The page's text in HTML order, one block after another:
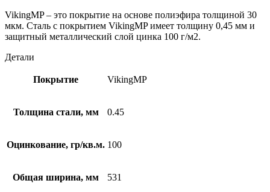
VikingMP – это покрытие на основе полиэфира толщиной 30
мкм. Сталь с покрытием VikingMP имеет толщину 0,45 мм и
защитный металлический слой цинка 100 г/м2.
Детали
Покрытие VikingMP
Толщина стали, мм 0.45
Оцинкование, гр/кв.м. 100
Общая ширина, мм 531